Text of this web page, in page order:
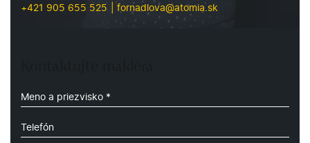
+421 905 655 525
fornadlova@atomia.sk